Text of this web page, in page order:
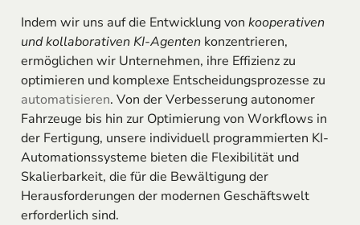
Indem wir uns auf die Entwicklung von kooperativen
und kollaborativen KI-Agentenkonzentrieren,
ermöglichen wir Unternehmen, ihre Effizienz zu
optimieren und komplexe Entscheidungsprozesse zu
automatisieren. Von der Verbesserung autonomer
Fahrzeuge bis hin zur Optimierung von Workflows in
der Fertigung, unsere individuell programmierten KI-
Automationssysteme bieten die Flexibilität und
Skalierbarkeit, die für die Bewältigung der
Herausforderungen der modernen Geschäftswelt
erforderlich sind.